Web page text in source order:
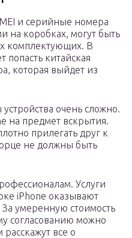
и серийные номера
на коробках, могут быть
комплектующих. В
попасть китайская
которая выйдет из
очень сложно.
на предмет вскрытия.
прилегать друг к
не должны быть
Услуги
iPhone оказывают
умеренную стоимость
согласованию можно
все о